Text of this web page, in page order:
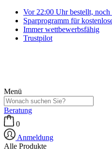
Vor 22:00 Uhr bestellt, noch
Sparprogramm für
Immer wettbewerbsfähig
Trustpilot
Menü
Beratung
0
Anmeldung
Alle Produkte